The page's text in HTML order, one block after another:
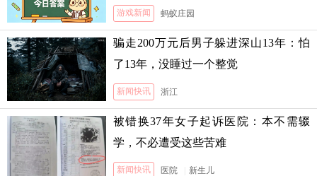
游戏新闻 蚂蚁庄园
骗走200万元后男子躲进深山13年：怕
了13年，没睡过一个整觉
新闻快讯 浙江
被错换37年女子起诉医院：本不需辍
学，不必遭受这些苦难
新闻快讯 医院 新生儿